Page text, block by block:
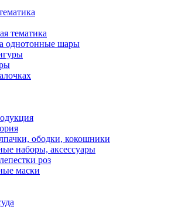
тематика
однотонные шары
ободки, кокошники
наборы, аксессуары
роз
маски